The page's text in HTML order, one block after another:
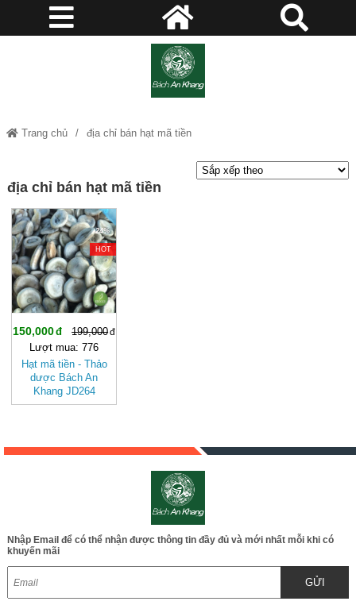
Trang chủ địa chỉ bán hạt mã tiền
địa chỉ bán hạt mã tiền
-24%
HOT
150,000
199,000
Lượt mua: 776
Hạt mã tiền - Thảo
dược Bách An
Khang JD264
Nhập Email để có thể nhận được thông tin đầy đủ và mới nhất mỗi khi có
khuyến mãi
GỬI